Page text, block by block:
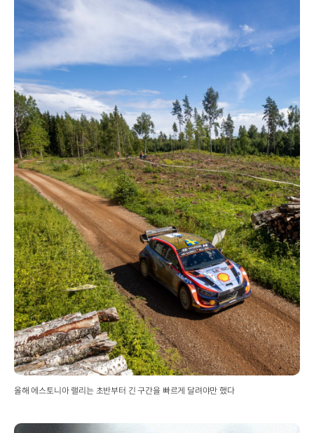
올해 에스토니아 랠리는 초반부터 긴 구간을 빠르게 달려야만 했다